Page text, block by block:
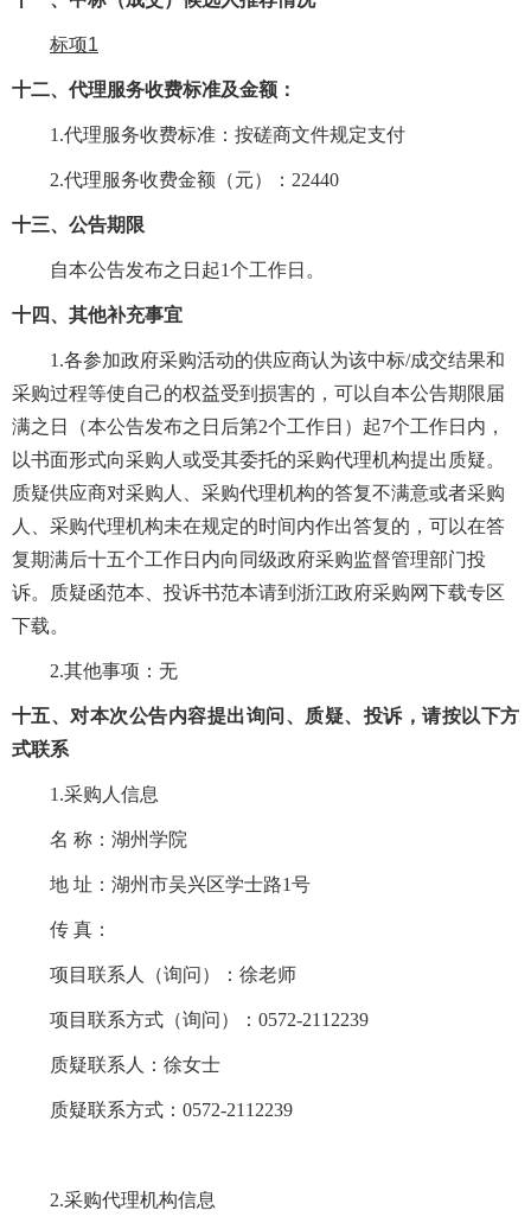
标项1
十二、代理服务收费标准及金额：
1.代理服务收费标准： 按磋商文件规定支付
2.代理服务收费金额（元）： 22440
十三、公告期限
自本公告发布之日起1个工作日。
十四、其他补充事宜
1.各参加政府采购活动的供应商认为该中标/成交结果和
采购过程等使自己的权益受到损害的，可以自本公告期限届
满之日（本公告发布之日后第2个工作日）起7个工作日内，
以书面形式向采购人或受其委托的采购代理机构提出质疑。
质疑供应商对采购人、采购代理机构的答复不满意或者采购
人、采购代理机构未在规定的时间内作出答复的，可以在答
复期满后十五个工作日内向同级政府采购监督管理部门投
诉。质疑函范本、投诉书范本请到浙江政府采购网下载专区
下载。
2.其他事项： 无
十五、对本次公告内容提出询问、质疑、投诉，请按以下方
式联系
1.采购人信息
名 称： 湖州学院
地 址： 湖州市吴兴区学士路1号
传 真：
项目联系人（询问）： 徐老师
项目联系方式（询问）： 0572-2112239
质疑联系人： 徐女士
质疑联系方式： 0572-2112239
2.采购代理机构信息